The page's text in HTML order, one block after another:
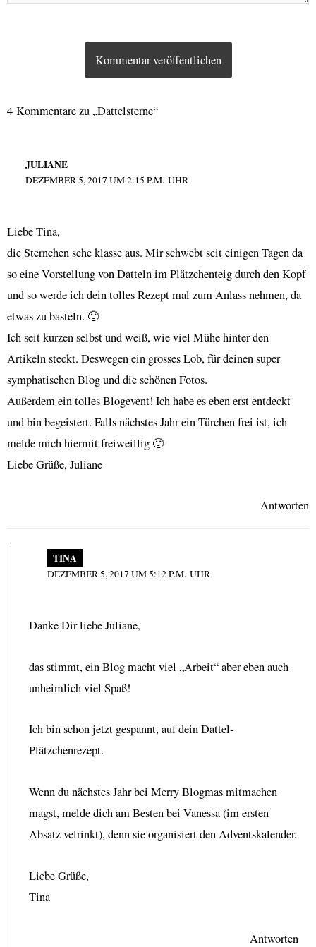
4 Kommentare zu „Dattelsterne“
JULIANE
DEZEMBER 5, 2017 UM 2:15 P.M. UHR
Liebe Tina,
die Sternchen sehe klasse aus. Mir schwebt seit einigen Tagen da
so eine Vorstellung von Datteln im Plätzchenteig durch den Kopf
und so werde ich dein tolles Rezept mal zum Anlass nehmen, da
etwas zu basteln. 🙂
Ich seit kurzen selbst und weiß, wie viel Mühe hinter den
Artikeln steckt. Deswegen ein grosses Lob, für deinen super
symphatischen Blog und die schönen Fotos.
Außerdem ein tolles Blogevent! Ich habe es eben erst entdeckt
und bin begeistert. Falls nächstes Jahr ein Türchen frei ist, ich
melde mich hiermit freiweillig 🙂
Liebe Grüße, Juliane
Antworten
TINA
DEZEMBER 5, 2017 UM 5:12 P.M. UHR
Danke Dir liebe Juliane,
das stimmt, ein Blog macht viel „Arbeit“ aber eben auch
unheimlich viel Spaß!
Ich bin schon jetzt gespannt, auf dein Dattel-
Plätzchenrezept.
Wenn du nächstes Jahr bei Merry Blogmas mitmachen
magst, melde dich am Besten bei Vanessa (im ersten
Absatz velrinkt), denn sie organisiert den Adventskalender.
Liebe Grüße,
Tina
Antworten